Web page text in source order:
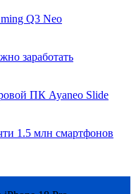
Q3 Neo
заработать
ПК Ayaneo Slide
1.5 млн смартфонов